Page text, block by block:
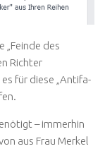
„Feinde des
Richter
für diese „Antifa-
– immerhin
aus Frau Merkel